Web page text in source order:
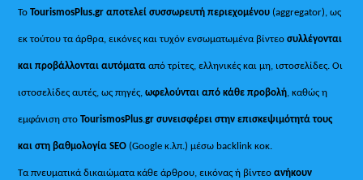
ΤοTourismosPlus.gr αποτελεί συσσωρευτή περιεχομένου (aggregator), ως
εκ τούτου τα άρθρα, εικόνες και τυχόν ενσωματωμένα βίντεοσυλλέγονται
και προβάλλονται αυτόματααπό τρίτες, ελληνικές και μη, ιστοσελίδες. Οι
ιστοσελίδες αυτές, ως πηγές,ωφελούνται από κάθε προβολή, καθώς η
εμφάνιση στοTourismosPlus.gr συνεισφέρει στην επισκεψιμότητά τους
και στη βαθμολογία SEO (Google κ.λπ.) μέσω backlink κοκ.
Τα πνευματικά δικαιώματα κάθε άρθρου, εικόνας ή βίντεοανήκουν